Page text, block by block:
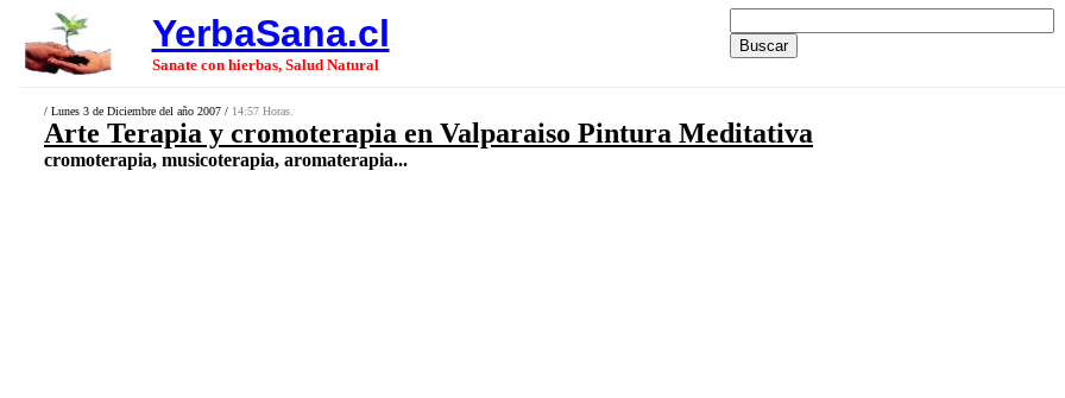
YerbaSana.cl
Sanate con hierbas, Salud Natural
/ Lunes 3 de Diciembre del año 2007 / 14:57 Horas.
Arte Terapia y cromoterapia en Valparaiso Pintura Meditativa
cromoterapia, musicoterapia, aromaterapia...